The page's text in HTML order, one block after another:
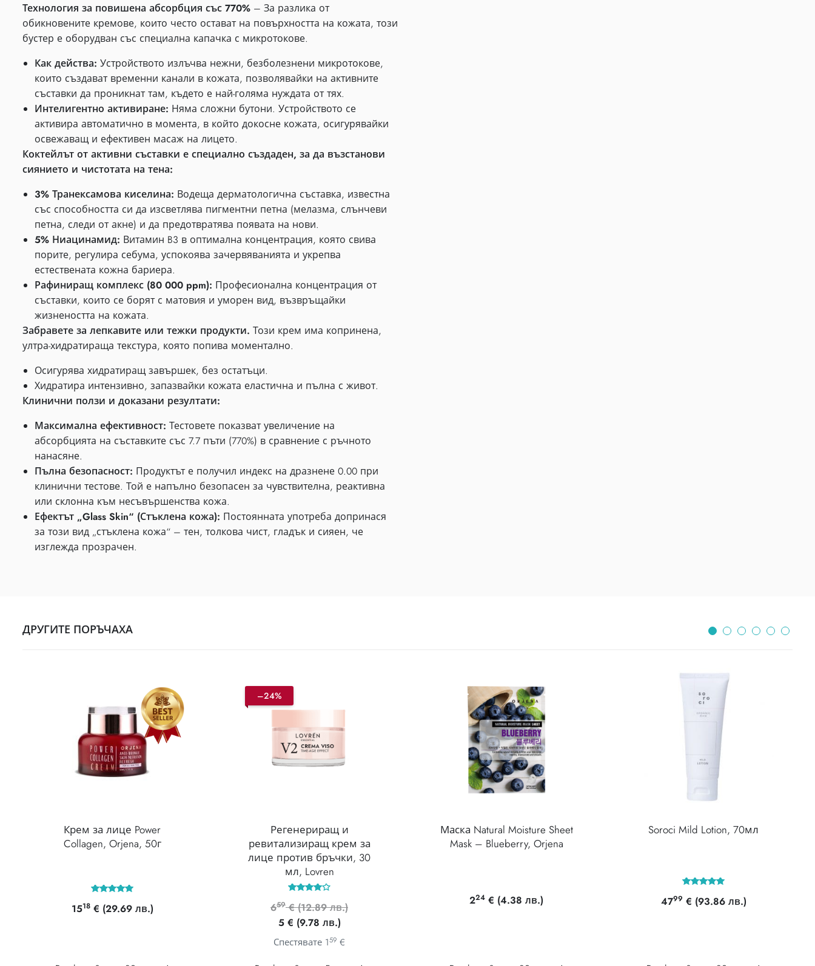
Технология за повишена абсорбция със 770% – За разлика от
обикновените кремове, които често остават на повърхността на кожата, този
бустер е оборудван със специална капачка с микротокове.
Как действа: Устройството излъчва нежни, безболезнени микротокове,
които създават временни канали в кожата, позволявайки на активните
съставки да проникнат там, където е най-голяма нуждата от тях.
Интелигентно активиране: Няма сложни бутони. Устройството се
активира автоматично в момента, в който докосне кожата, осигурявайки
освежаващ и ефективен масаж на лицето.
Коктейлът от активни съставки е специално създаден, за да възстанови
сиянието и чистотата на тена:
3% Транексамова киселина: Водеща дерматологична съставка, известна
със способността си да изсветлява пигментни петна (мелазма, слънчеви
петна, следи от акне) и да предотвратява появата на нови.
5% Ниацинамид: Витамин B3 в оптимална концентрация, която свива
порите, регулира себума, успокоява зачервяванията и укрепва
естествената кожна бариера.
Рафиниращ комплекс (80 000 ppm): Професионална концентрация от
съставки, които се борят с матовия и уморен вид, възвръщайки
жизнеността на кожата.
Забравете за лепкавите или тежки продукти. Този крем има копринена,
ултра-хидратираща текстура, която попива моментално.
Осигурява хидратиращ завършек, без остатъци.
Хидратира интензивно, запазвайки кожата еластична и пълна с живот.
Клинични ползи и доказани резултати:
Максимална ефективност: Тестовете показват увеличение на
абсорбцията на съставките със 7.7 пъти (770%) в сравнение с ръчното
нанасяне.
Пълна безопасност: Продуктът е получил индекс на дразнене 0.00 при
клинични тестове. Той е напълно безопасен за чувствителна, реактивна
или склонна към несъвършенства кожа.
Ефектът „Glass Skin“ (Стъклена кожа): Постоянната употреба допринася
за този вид „стъклена кожа“ – тен, толкова чист, гладък и сияен, че
изглежда прозрачен.
ДРУГИТЕ ПОРЪЧАХА
Крем за лице Power
Collagen, Orjena, 50г
5.00
от 5
1518 € (29.69 лв.)
–24%
Регенериращ и
ревитализиращ крем за
лице против бръчки, 30
мл, Lovren
с
4.00
от 5
659 € (12.89 лв.)Original
5 € (9.78 лв.)Текущата
цена
Спестявате 159 €
Маска Natural Moisture Sheet
Mask – Blueberry, Orjena
224 € (4.38 лв.)
Soroci Mild Lotion, 70мл
5.00
от 5
4799 € (93.86 лв.)